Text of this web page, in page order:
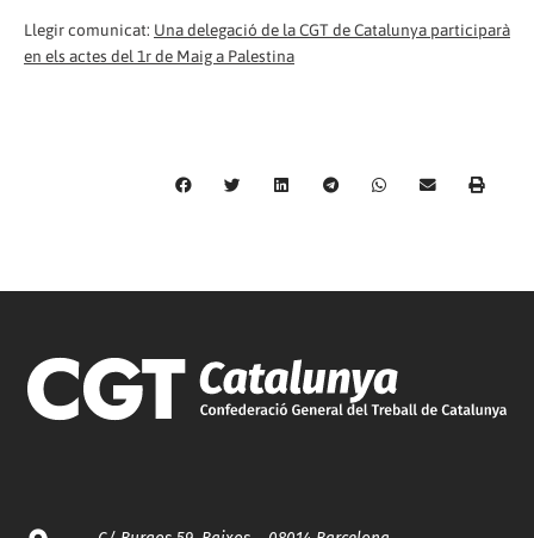
Llegir comunicat: Una delegació de la CGT de Catalunya participarà
en els actes del 1r de Maig a Palestina